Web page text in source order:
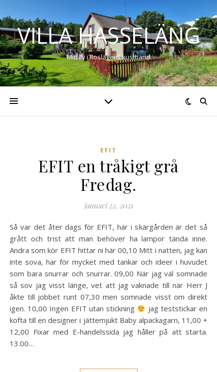
VILLA HASSELÄNG
Mitt liv i Roslagens kustband
EFIT
EFIT en tråkigt grå
Fredag.
januari 22, 2021
Så var det åter dags för EFIT, här i skärgården är det så
grått och trist att man behöver ha lampor tända inne.
Andra som kör EFIT hittar ni här 00,10 Mitt i natten, jag kan
inte sova, har för mycket med tankar och ideer i huvudet
som bara snurrar och snurrar. 09,00 När jag väl somnade
så sov jag visst länge, vet att jag vaknade till när Herr J
åkte till jobbet runt 07,30 men somnade visst om direkt
igen. 10,00 Ingen EFIT utan stickning
jag teststickar en
kofta till en designer i jättemjukt Baby alpackagarn, 11,00 +
12,00 Fixar med E-handelssida jag håller på att starta.
13.00…